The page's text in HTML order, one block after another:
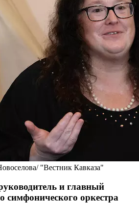
"Вестник Кавказа"
и главный
симфонического оркестра